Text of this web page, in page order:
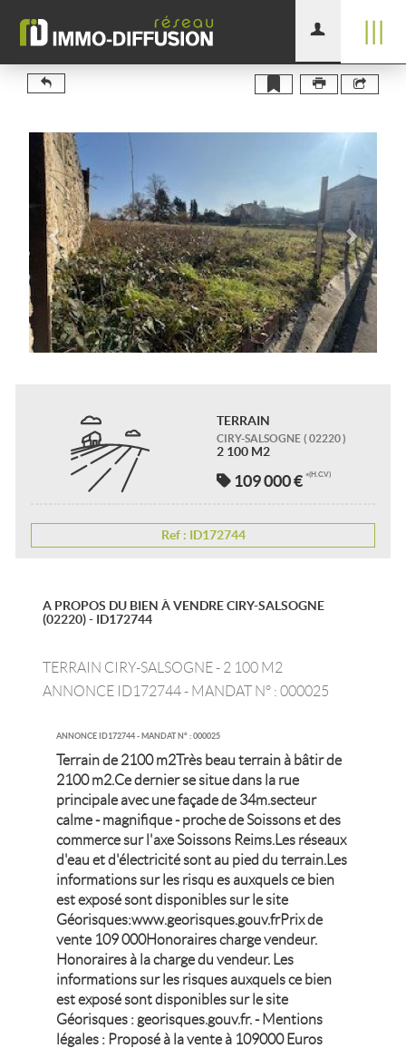
Previous Next
TERRAIN
CIRY-SALSOGNE ( 02220 )
2 100 M2
109 000 € *(H.C.V)
Ref : ID172744
A PROPOS DU BIEN À VENDRE CIRY-SALSOGNE
(02220) - ID172744
TERRAIN CIRY-SALSOGNE - 2 100 M2
ANNONCE ID172744 - MANDAT N° : 000025
ANNONCE ID172744 - MANDAT N° : 000025
Terrain de 2100 m2Très beau terrain à bâtir de
2100 m2.Ce dernier se situe dans la rue
principale avec une façade de 34m.secteur
calme - magnifique - proche de Soissons et des
commerce sur l'axe Soissons Reims.Les réseaux
d'eau et d'électricité sont au pied du terrain.Les
informations sur les risqu es auxquels ce bien
est exposé sont disponibles sur le site
Géorisques:www.georisques.gouv.frPrix de
vente 109 000Honoraires charge vendeur.
Honoraires à la charge du vendeur. Les
informations sur les risques auxquels ce bien
est exposé sont disponibles sur le site
Géorisques : georisques.gouv.fr. - Mentions
légales : Proposé à la vente à 109000 Euros